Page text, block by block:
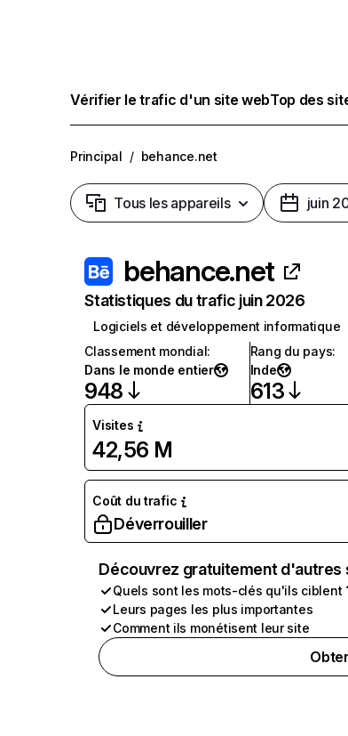
Vérifier le trafic d'un site webTop des
Principal / behance.net
Tous les appareils juin
behance.net
Statistiques du trafic juin 2026
Logiciels et développement informatique
Classement mondial:
Dans le monde entier
948
Rang du pays:
Inde
613
Visites
42,56 M
Coût du trafic
Déverrouiller
Découvrez gratuitement
Quels sont les mots-clés qu'ils ciblent
Leurs pages les plus importantes
Comment ils monétisent leur site